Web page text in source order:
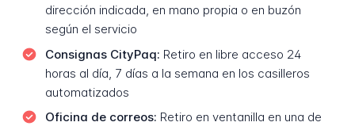
dirección indicada, en mano propia o en buzón
según el servicio
Consignas CityPaq: Retiro en libre acceso 24
horas al día, 7 días a la semana en los casilleros
automatizados
Oficina de correos: Retiro en ventanilla en una de